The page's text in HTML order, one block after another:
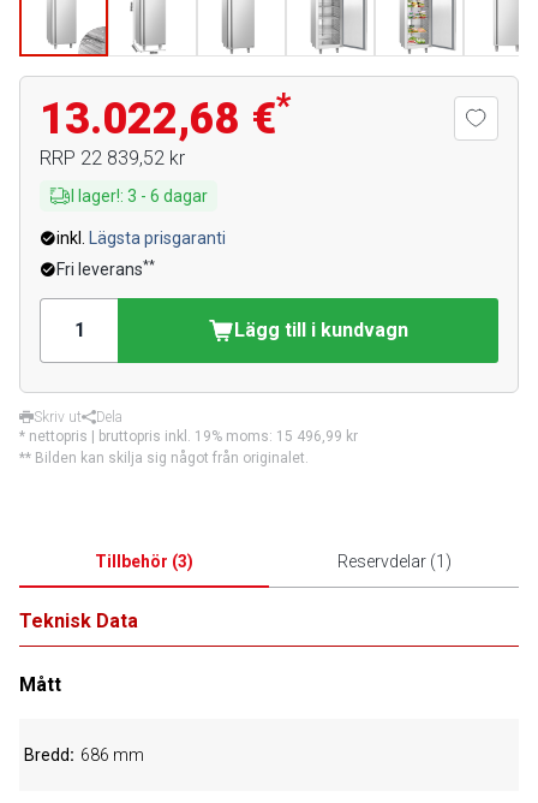
13.022,68 €*
RRP 22 839,52 kr
I lager!: 3 - 6 dagar
inkl.
Lägsta prisgaranti
Fri leverans**
Lägg till i kundvagn
Skriv ut
Dela
* nettopris | bruttopris inkl. 19% moms: 15 496,99 kr
** Bilden kan skilja sig något från originalet.
Tillbehör (3) Reservdelar(1 )
Teknisk Data
Mått
Bredd 686 mm